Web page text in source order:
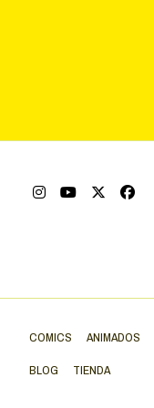
COMICS ANIMADOS
BLOG
TIENDA